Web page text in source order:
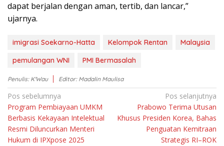
dapat bеrjаlаn dеngаn aman, tertib, dаn lancar,”
ujarnya.
imigrasi Soekarno-Hatta Kelompok Rentan
Malaysia
pemulangan WNI
PMI Bermasalah
Penulis: K'Wau Editor: Madalin Maulisa
Navigasi
pos
Pos sebelumnya
Program Pembiayaan UMKM
Berbasis Kekayaan Intelektual
Resmi Diluncurkan Menteri
Hukum di IPXpose 2025
Pos selanjutnya
Prabowo Terima Utusan
Khusus Presiden Korea, Bahas
Penguatan Kemitraan
Strategis RI–ROK